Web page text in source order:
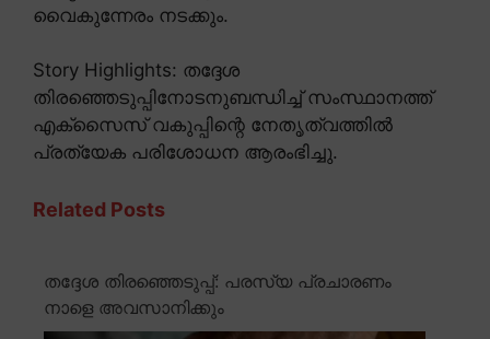
വൈകുന്നേരം നടക്കും.
Story Highlights: തദ്ദേശ
തിരഞ്ഞെടുപ്പിനോടനുബന്ധിച്ച് സംസ്ഥാനത്ത്
എക്സൈസ് വകുപ്പിന്റെ നേതൃത്വത്തിൽ
പ്രത്യേക പരിശോധന ആരംഭിച്ചു.
Related Posts
തദ്ദേശ തിരഞ്ഞെടുപ്പ്: പരസ്യ പ്രചാരണം
നാളെ അവസാനിക്കും